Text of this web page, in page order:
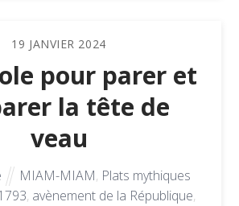
19 JANVIER 2024
pour parer et
la tête de
veau
MIAM-MIAM, Plats mythiques
, avènement de la République,